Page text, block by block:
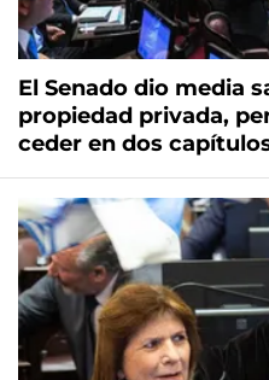
El Senado dio media
propiedad privada,
ceder en dos